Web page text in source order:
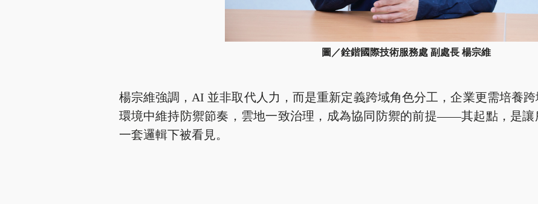
圖／銓鍇國際技術服務處 副處長 楊宗維
楊宗維強調，AI 並非取代人力，而是重新定義跨域角色分工，企業更需培養
環境中維持防禦節奏，雲地一致治理，成為協同防禦的前提——其起點，是讓
一套邏輯下被看見。